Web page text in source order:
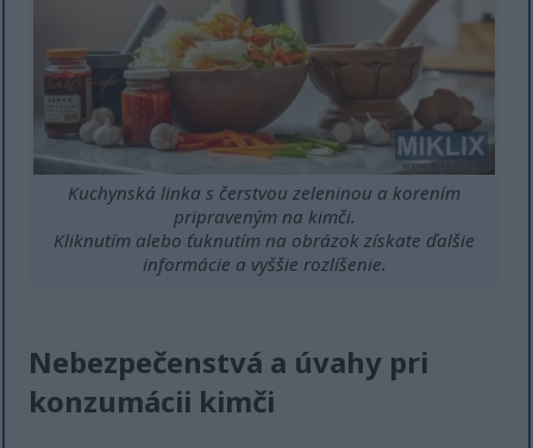
Kuchynská linka s čerstvou zeleninou a korením
pripraveným na kimči.
Kliknutím alebo ťuknutím na obrázok získate ďalšie
informácie a vyššie rozlíšenie.
Nebezpečenstvá a úvahy pri
konzumácii kimči